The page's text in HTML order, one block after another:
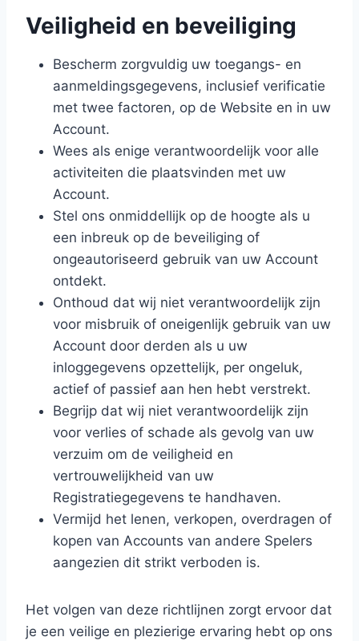
Veiligheid en beveiliging
Bescherm zorgvuldig uw toegangs- en
aanmeldingsgegevens, inclusief verificatie
met twee factoren, op de Website en in uw
Account.
Wees als enige verantwoordelijk voor alle
activiteiten die plaatsvinden met uw
Account.
Stel ons onmiddellijk op de hoogte als u
een inbreuk op de beveiliging of
ongeautoriseerd gebruik van uw Account
ontdekt.
Onthoud dat wij niet verantwoordelijk zijn
voor misbruik of oneigenlijk gebruik van uw
Account door derden als u uw
inloggegevens opzettelijk, per ongeluk,
actief of passief aan hen hebt verstrekt.
Begrijp dat wij niet verantwoordelijk zijn
voor verlies of schade als gevolg van uw
verzuim om de veiligheid en
vertrouwelijkheid van uw
Registratiegegevens te handhaven.
Vermijd het lenen, verkopen, overdragen of
kopen van Accounts van andere Spelers
aangezien dit strikt verboden is.
Het volgen van deze richtlijnen zorgt ervoor dat
je een veilige en plezierige ervaring hebt op ons